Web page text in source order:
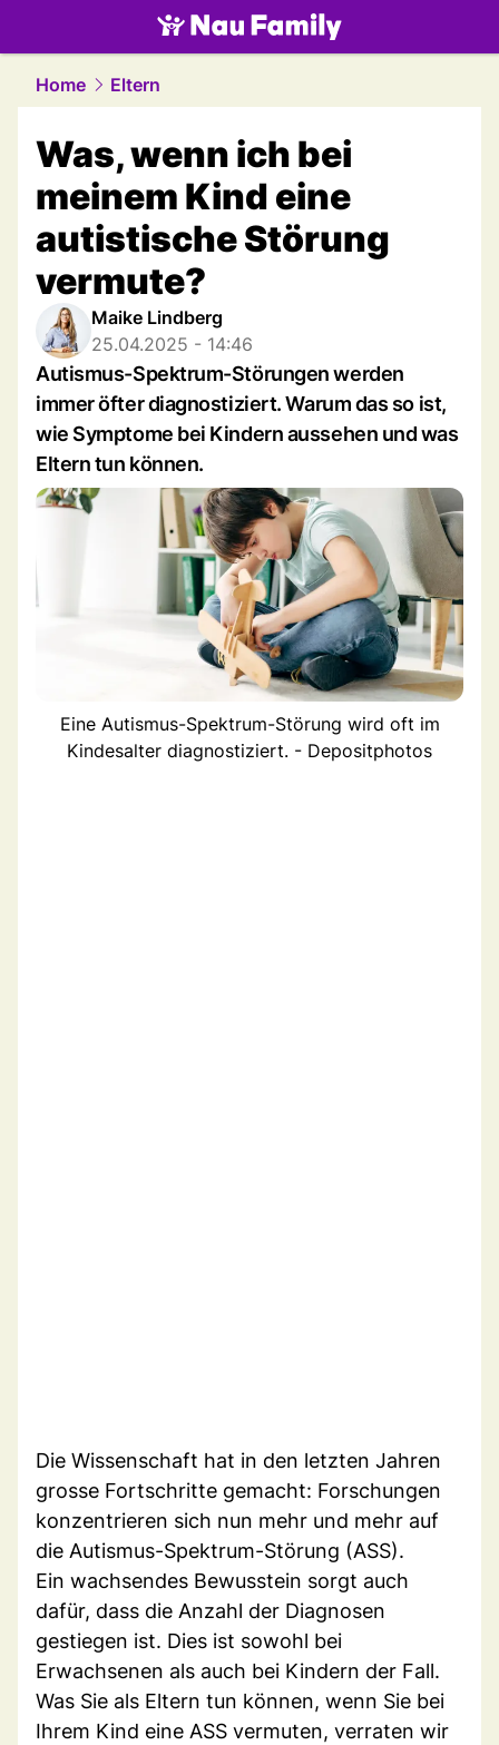
family.NAU.ch
Home Eltern
Was, wenn ich bei
meinem Kind eine
autistische Störung
vermute?
Maike Lindberg
25.04.2025 - 14:46
Autismus-Spektrum-Störungen werden
immer öfter diagnostiziert. Warum das so ist,
wie Symptome bei Kindern aussehen und was
Eltern tun können.
Eine Autismus-Spektrum-Störung wird oft im
Kindesalter diagnostiziert. - Depositphotos
Die Wissenschaft hat in den letzten Jahren
grosse Fortschritte gemacht: Forschungen
konzentrieren sich nun mehr und mehr auf
die Autismus-Spektrum-Störung (ASS).
Ein wachsendes Bewusstein sorgt auch
dafür, dass die Anzahl der Diagnosen
gestiegen ist. Dies ist sowohl bei
Erwachsenen als auch bei Kindern der Fall.
Was Sie als Eltern tun können, wenn Sie bei
Ihrem Kind eine ASS vermuten, verraten wir